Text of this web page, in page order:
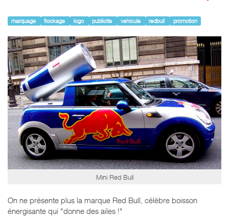
marquage flockage logo publicite vehicule redbull promotion
Mini Red Bull
On ne présente plus la marque Red Bull, célèbre boisson
énergisante qui "donne des ailes !"